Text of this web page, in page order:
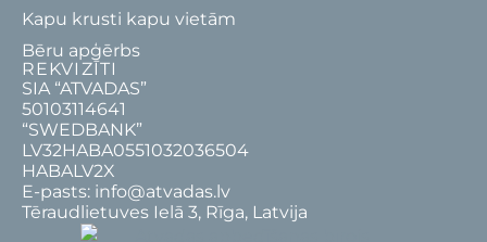
Kapu krusti kapu vietām
Bēru apģērbs
REKVIZĪTI
SIA “ATVADAS”
50103114641
“SWEDBANK”
LV32HABA0551032036504
HABALV2X
E-pasts: info@atvadas.lv
Tēraudlietuves Ielā 3, Rīga, Latvija